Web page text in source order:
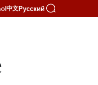
中文Русский